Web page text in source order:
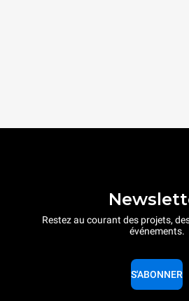
Restez au courant des projets,
événements.
S'ABONNER